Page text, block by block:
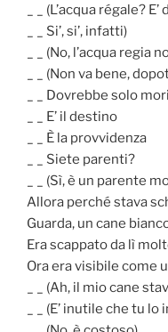
_ _ (L’acqua régale?
_ _ Si’, si’, infatti)
_ _ (No, l’acqua regia
_ _ (Non va bene,
_ _ Dovrebbe solo
_ _ E’ il destino
_ _ È la provvidenza
_ _ Siete parenti?
_ _ (Sì, è un parente
Allora perché stava
Guarda, un cane
Era scappato da lì
Ora era visibile come
_ _ (Ah, il mio cane
_ _ (E’ inutile che tu lo